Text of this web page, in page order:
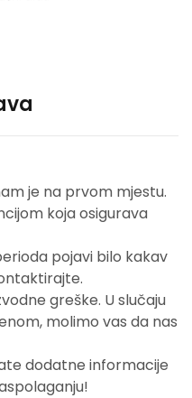
je na prvom mjestu.
koja osigurava
pojavi bilo kakav
greške. U slučaju
molimo vas da nas
dodatne informacije